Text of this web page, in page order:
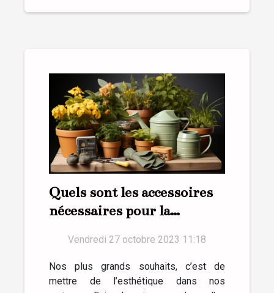
Quels sont les accessoires
nécessaires pour la
Vendredi 27 octobre 2023 11:18
Nos plus grands souhaits, c’est de
mettre de l’esthétique dans nos